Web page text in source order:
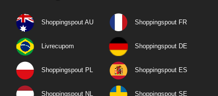
Shoppingspout AU Shoppingspout FR
Livrecupom Shoppingspout DE
Shoppingspout PL Shoppingspout ES
Shoppingspout NL Shoppingspout SE